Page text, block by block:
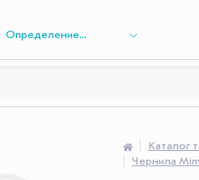
Определение...
Каталог
Чернила